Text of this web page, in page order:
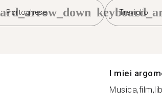
Portoghese Treviglio
I miei